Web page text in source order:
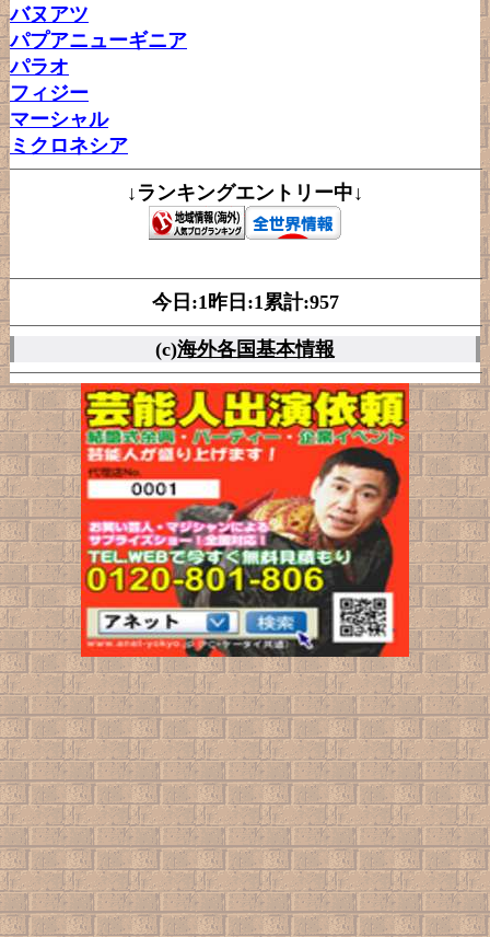
バヌアツ
パプアニューギニア
パラオ
フィジー
マーシャル
ミクロネシア
↓ランキングエントリー中↓
今日:1昨日:1累計:957
(c)海外各国基本情報